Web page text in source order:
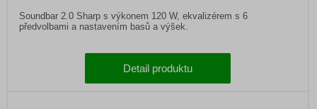
Soundbar 2.0 Sharp s výkonem 120 W, ekvalizérem s 6
předvolbami a nastavením basů a výšek.
Detail produktu